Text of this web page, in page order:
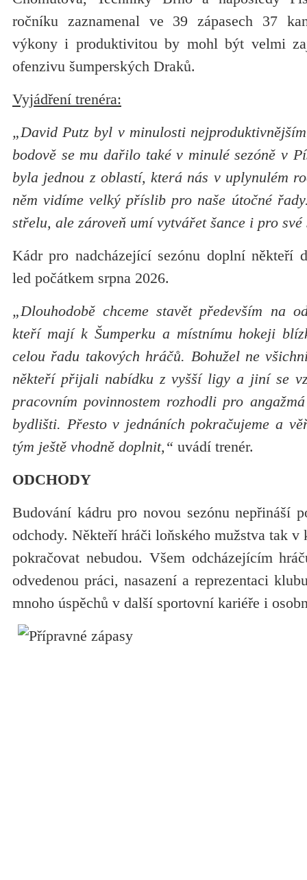
ročníku zaznamenal ve 39 zápasech 37
výkony i produktivitou by mohl být velmi
ofenzivu šumperských Draků.
Vyjádření trenéra:
„David Putz byl v minulosti
bodově se mu dařilo také v minulé sezóně v
byla jednou z oblastí, která nás v uplynulém
něm vidíme velký příslib pro naše útočné
střelu, ale zároveň umí vytvářet šance i pro
Kádr pro nadcházející sezónu doplní někteří
led počátkem srpna 2026.
„Dlouhodobě chceme stavět především na
kteří mají k Šumperku a místnímu hokeji
celou řadu takových hráčů. Bohužel ne
někteří přijali nabídku z vyšší ligy a jiní se
pracovním povinnostem rozhodli pro
bydlišti. Přesto v jednáních pokračujeme a
tým ještě vhodně doplnit,“ uvádí trenér.
ODCHODY
Budování kádru pro novou sezónu nepřináší
odchody. Někteří hráči loňského mužstva tak v
pokračovat nebudou. Všem odcházejícím
odvedenou práci, nasazení a reprezentaci
mnoho úspěchů v další sportovní kariéře i